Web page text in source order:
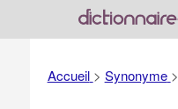
Accueil > Synonyme >